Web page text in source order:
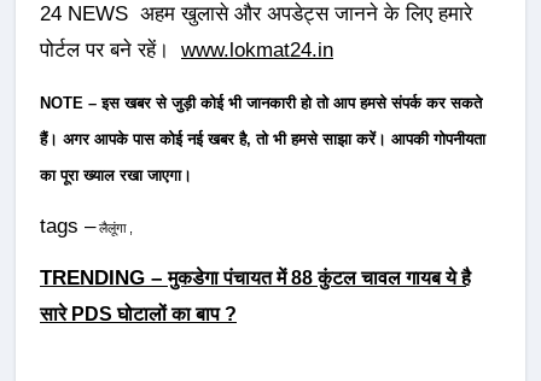
24 NEWS अहम खुलासे और अपडेट्स जानने के लिए हमारे
पोर्टल पर बने रहें। www.lokmat24.in
NOTE – इस खबर से जुड़ी कोई भी जानकारी हो तो आप हमसे संपर्क कर सकते
हैं। अगर आपके पास कोई नई खबर है, तो भी हमसे साझा करें। आपकी गोपनीयता
का पूरा ख्याल रखा जाएगा।
tags –लैलूंगा ,
TRENDING –मुकडेगा पंचायत में 88 कुंटल चावल गायब ये है
सारे PDS घोटालों का बाप ?